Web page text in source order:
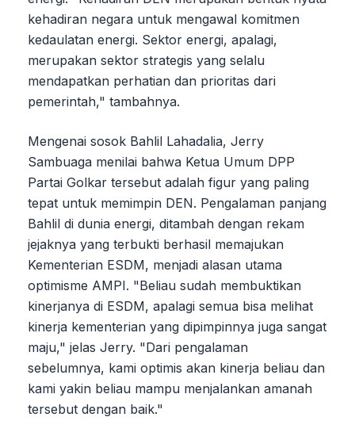
kehadiran negara untuk mengawal komitmen
kedaulatan energi. Sektor energi, apalagi,
merupakan sektor strategis yang selalu
mendapatkan perhatian dan prioritas dari
pemerintah," tambahnya.
Mengenai sosok Bahlil Lahadalia, Jerry
Sambuaga menilai bahwa Ketua Umum DPP
Partai Golkar tersebut adalah figur yang paling
tepat untuk memimpin DEN. Pengalaman panjang
Bahlil di dunia energi, ditambah dengan rekam
jejaknya yang terbukti berhasil memajukan
Kementerian ESDM, menjadi alasan utama
optimisme AMPI. "Beliau sudah membuktikan
kinerjanya di ESDM, apalagi semua bisa melihat
kinerja kementerian yang dipimpinnya juga sangat
maju," jelas Jerry. "Dari pengalaman
sebelumnya, kami optimis akan kinerja beliau dan
kami yakin beliau mampu menjalankan amanah
tersebut dengan baik."